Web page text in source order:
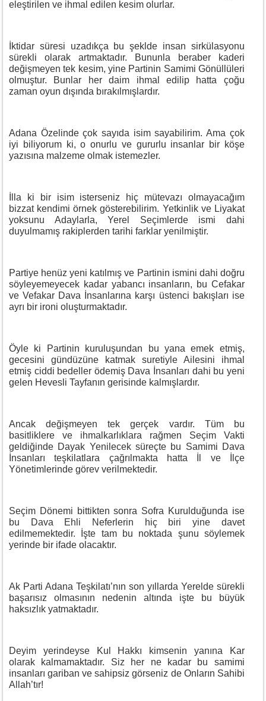
eleştirilen ve ihmal edilen kesim olurlar.
İktidar süresi uzadıkça bu şeklde insan sirkülasyonu
sürekli olarak artmaktadır. Bununla beraber kaderi
değişmeyen tek kesim, yine Partinin Samimi Gönüllüleri
olmuştur. Bunlar her daim ihmal edilip hatta çoğu
zaman oyun dışında bırakılmışlardır.
Adana Özelinde çok sayıda isim sayabilirim. Ama çok
iyi biliyorum ki, o onurlu ve gururlu insanlar bir köşe
yazısına malzeme olmak istemezler.
İlla ki bir isim isterseniz hiç mütevazı olmayacağım
bizzat kendimi örnek gösterebilirim. Yetkinlik ve Liyakat
yoksunu Adaylarla, Yerel Seçimlerde ismi dahi
duyulmamış rakiplerden tarihi farklar yenilmiştir.
Partiye henüz yeni katılmış ve Partinin ismini dahi doğru
söyleyemeyecek kadar yabancı insanların, bu Cefakar
ve Vefakar Dava İnsanlarına karşı üstenci bakışları ise
ayrı bir ironi oluşturmaktadır.
Öyle ki Partinin kuruluşundan bu yana emek etmiş,
gecesini gündüzüne katmak suretiyle Ailesini ihmal
etmiş ciddi bedeller ödemiş Dava İnsanları dahi bu yeni
gelen Hevesli Tayfanın gerisinde kalmışlardır.
Ancak değişmeyen tek gerçek vardır. Tüm bu
basitliklere ve ihmalkarlıklara rağmen Seçim Vakti
geldiğinde Dayak Yenilecek süreçte bu Samimi Dava
İnsanları teşkilatlara çağrılmakta hatta İl ve İlçe
Yönetimlerinde görev verilmektedir.
Seçim Dönemi bittikten sonra Sofra Kurulduğunda ise
bu Dava Ehli Neferlerin hiç biri yine davet
edilmemektedir. İşte tam bu noktada şunu söylemek
yerinde bir ifade olacaktır.
Ak Parti Adana Teşkilatı’nın son yıllarda Yerelde sürekli
başarısız olmasının nedenin altında işte bu büyük
haksızlık yatmaktadır.
Deyim yerindeyse Kul Hakkı kimsenin yanına Kar
olarak kalmamaktadır. Siz her ne kadar bu samimi
insanları gariban ve sahipsiz görseniz de Onların Sahibi
Allah’tır!